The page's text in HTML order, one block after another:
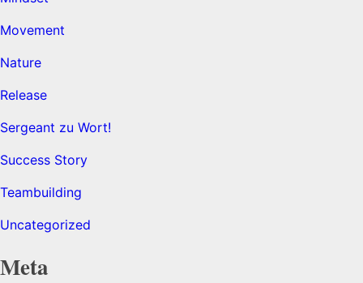
Movement
Nature
Release
Sergeant zu Wort!
Success Story
Teambuilding
Uncategorized
Meta